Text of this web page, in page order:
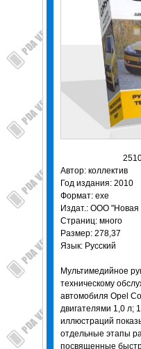
Автор: коллектив
Год издания: 2010
Формат: exe
Издат.: ООО "Новая
Страниц: много
Размер: 278,37
Язык: Русский
Мультимедийное
техническому
автомобиля Opel
двигателями 1,0 л;
иллюстраций
отдельные этапы
посвященные